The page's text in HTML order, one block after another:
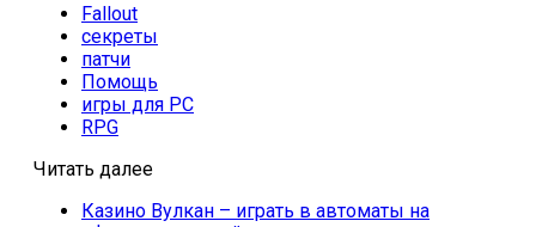
Fallout
секреты
патчи
Помощь
игры для PC
RPG
Читать далее
Казино Вулкан – играть в автоматы на